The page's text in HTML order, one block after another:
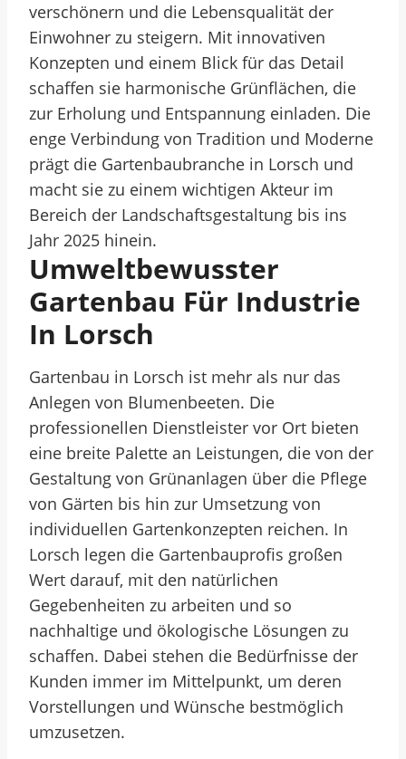
verschönern und die Lebensqualität der
Einwohner zu steigern. Mit innovativen
Konzepten und einem Blick für das Detail
schaffen sie harmonische Grünflächen, die
zur Erholung und Entspannung einladen. Die
enge Verbindung von Tradition und Moderne
prägt die Gartenbaubranche in Lorsch und
macht sie zu einem wichtigen Akteur im
Bereich der Landschaftsgestaltung bis ins
Jahr 2025 hinein.
Umweltbewusster
Gartenbau Für Industrie
In Lorsch
Gartenbau in Lorsch ist mehr als nur das
Anlegen von Blumenbeeten. Die
professionellen Dienstleister vor Ort bieten
eine breite Palette an Leistungen, die von der
Gestaltung von Grünanlagen über die Pflege
von Gärten bis hin zur Umsetzung von
individuellen Gartenkonzepten reichen. In
Lorsch legen die Gartenbauprofis großen
Wert darauf, mit den natürlichen
Gegebenheiten zu arbeiten und so
nachhaltige und ökologische Lösungen zu
schaffen. Dabei stehen die Bedürfnisse der
Kunden immer im Mittelpunkt, um deren
Vorstellungen und Wünsche bestmöglich
umzusetzen.